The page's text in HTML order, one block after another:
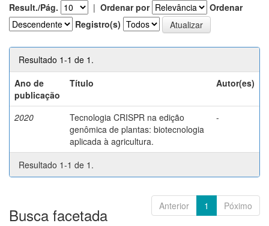
Result./Pág. | Ordenar por
Ordenar
Registro(s)
Resultado 1-1 de 1.
Ano de
publicação
Título Autor(es)
2020
Tecnologia CRISPR na edição
genômica de plantas: biotecnologia
aplicada à agricultura.
-
Resultado 1-1 de 1.
Anterior 1 Póximo
Busca facetada